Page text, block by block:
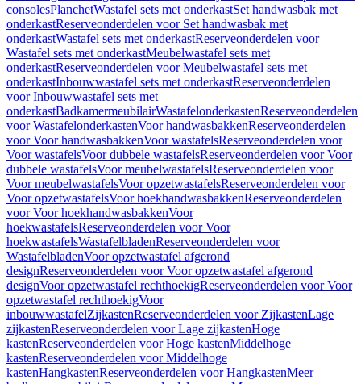
consolesPlanchetWastafel sets met onderkastSet handwasbak met
onderkastReserveonderdelen voor Set handwasbak met
onderkastWastafel sets met onderkastReserveonderdelen voor
Wastafel sets met onderkastMeubelwastafel sets met
onderkastReserveonderdelen voor Meubelwastafel sets met
onderkastInbouwwastafel sets met onderkastReserveonderdelen
voor Inbouwwastafel sets met
onderkastBadkamermeubilairWastafelonderkastenReserveonderdelen
voor WastafelonderkastenVoor handwasbakkenReserveonderdelen
voor Voor handwasbakkenVoor wastafelsReserveonderdelen voor
Voor wastafelsVoor dubbele wastafelsReserveonderdelen voor Voor
dubbele wastafelsVoor meubelwastafelsReserveonderdelen voor
Voor meubelwastafelsVoor opzetwastafelsReserveonderdelen voor
Voor opzetwastafelsVoor hoekhandwasbakkenReserveonderdelen
voor Voor hoekhandwasbakkenVoor
hoekwastafelsReserveonderdelen voor Voor
hoekwastafelsWastafelbladenReserveonderdelen voor
WastafelbladenVoor opzetwastafel afgerond
designReserveonderdelen voor Voor opzetwastafel afgerond
designVoor opzetwastafel rechthoekigReserveonderdelen voor Voor
opzetwastafel rechthoekigVoor
inbouwwastafelZijkastenReserveonderdelen voor ZijkastenLage
zijkastenReserveonderdelen voor Lage zijkastenHoge
kastenReserveonderdelen voor Hoge kastenMiddelhoge
kastenReserveonderdelen voor Middelhoge
kastenHangkastenReserveonderdelen voor HangkastenMeer